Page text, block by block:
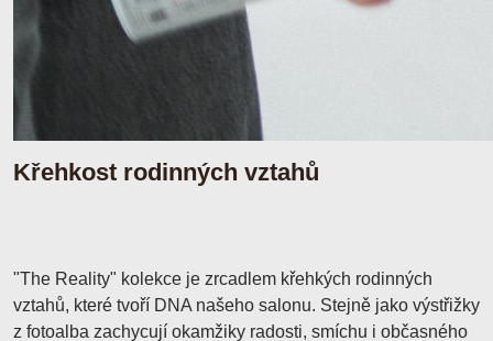
Křehkost rodinných vztahů
"The Reality" kolekce je zrcadlem křehkých rodinných
vztahů, které tvoří DNA našeho salonu. Stejně jako výstřižky
z fotoalba zachycují okamžiky radosti, smíchu i občasného